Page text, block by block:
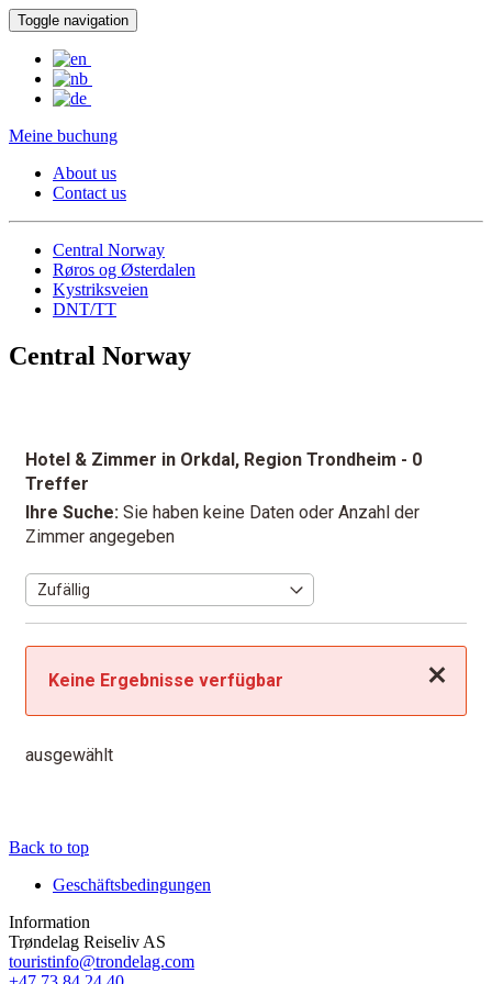
Toggle navigation
Meine buchung
About us
Contact us
Central Norway
Røros og Østerdalen
Kystriksveien
DNT/TT
Central Norway
Hotel & Zimmer in Orkdal, Region Trondheim - 0
Treffer
Ihre Suche: Sie haben keine Daten oder Anzahl der
Zimmer angegeben
Schließen
Keine Ergebnisse verfügbar
ausgewählt
Back to top
Geschäftsbedingungen
Information
Trøndelag Reiseliv AS
touristinfo@trondelag.com